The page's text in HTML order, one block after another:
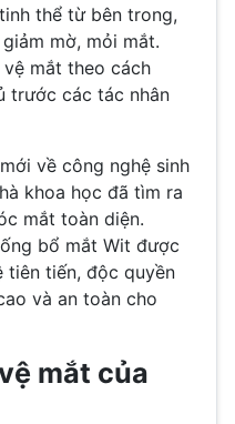
thể từ bên trong,
mờ, mỏi mắt.
mắt theo cách
trước các tác nhân
về công nghệ sinh
khoa học đã tìm ra
mắt toàn diện.
bổ mắt Wit được
tiên tiến, độc quyền
và an toàn cho
mắt của